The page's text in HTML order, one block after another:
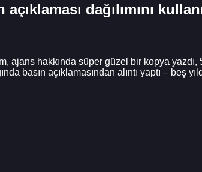
dağılımını
ajans hakkında süper güzel bir kopya yazdı, 5
basın açıklamasından alıntı yaptı – beş